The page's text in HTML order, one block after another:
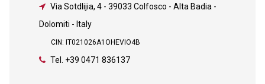
Via Sotdlijia, 4- 39033 Colfosco - Alta Badia -
Dolomiti - Italy
CIN: IT021026A1OHEVIO4B
Tel. +39 0471 836137